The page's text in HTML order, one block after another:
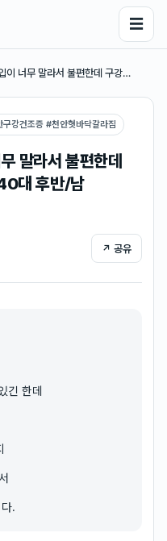
☰
이 너무 말라서 불편한데 구강…
구강건조증 #천안혓바닥갈라짐
말라서 불편한데
대 후반/남
↗ 공유
긴 한데
.